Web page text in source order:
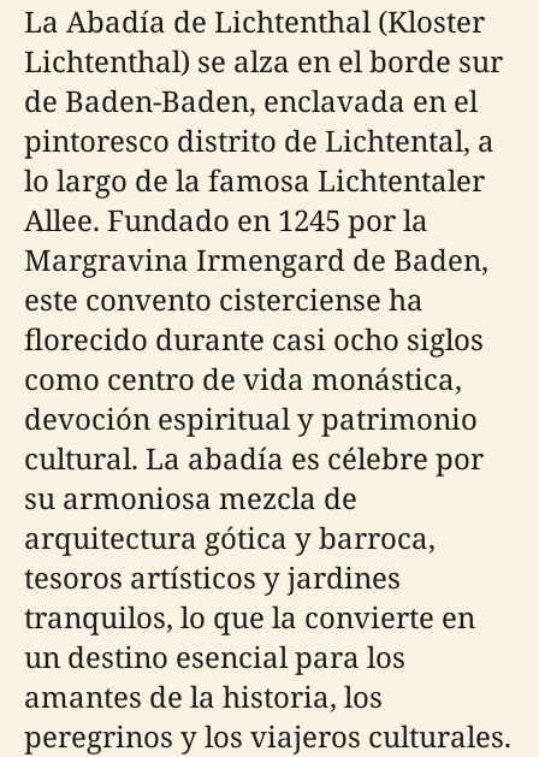
La Abadía de Lichtenthal (Kloster
Lichtenthal) se alza en el borde sur
de Baden-Baden, enclavada en el
pintoresco distrito de Lichtental, a
lo largo de la famosa Lichtentaler
Allee. Fundado en 1245 por la
Margravina Irmengard de Baden,
este convento cisterciense ha
florecido durante casi ocho siglos
como centro de vida monástica,
devoción espiritual y patrimonio
cultural. La abadía es célebre por
su armoniosa mezcla de
arquitectura gótica y barroca,
tesoros artísticos y jardines
tranquilos, lo que la convierte en
un destino esencial para los
amantes de la historia, los
peregrinos y los viajeros culturales.